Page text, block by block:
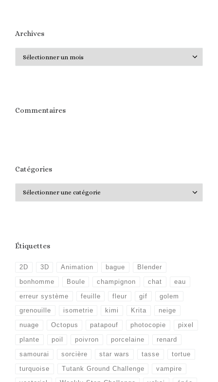
Archives
Commentaires
Catégories
Étiquettes
2D 3D Animation bague Blender
bonhomme Boule champignon chat eau
erreur système feuille fleur gif golem
grenouille isometrie kimi Krita neige
nuage Octopus patapouf photocopie pixel
plante poil poivron porcelaine renard
samourai sorcière star wars tasse tortue
turquoise Tutank Ground Challenge vampire